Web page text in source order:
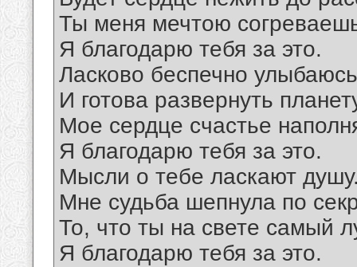
Ты меня мечтою
Я благодарю тебя за это.
Ласково беспечно улыбаюсь
И готова развернуть
Мое сердце счастье
Я благодарю тебя за это.
Мысли о тебе ласкают
Мне судьба шепнула по
То, что ты на свете самый
Я благодарю тебя за это.